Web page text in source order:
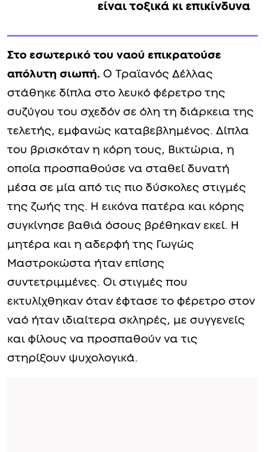
είναι τοξικά κι επικίνδυνα
Στο εσωτερικό του ναού επικρατούσε
απόλυτη σιωπή. Ο Τραϊανός Δέλλας
στάθηκε δίπλα στο λευκό φέρετρο της
συζύγου του σχεδόν σε όλη τη διάρκεια της
τελετής, εμφανώς καταβεβλημένος. Δίπλα
του βρισκόταν η κόρη τους, Βικτώρια, η
οποία προσπαθούσε να σταθεί δυνατή
μέσα σε μία από τις πιο δύσκολες στιγμές
της ζωής της. Η εικόνα πατέρα και κόρης
συγκίνησε βαθιά όσους βρέθηκαν εκεί. Η
μητέρα και η αδερφή της Γωγώς
Μαστροκώστα ήταν επίσης
συντετριμμένες. Οι στιγμές που
εκτυλίχθηκαν όταν έφτασε το φέρετρο στον
ναό ήταν ιδιαίτερα σκληρές, με συγγενείς
και φίλους να προσπαθούν να τις
στηρίξουν ψυχολογικά.